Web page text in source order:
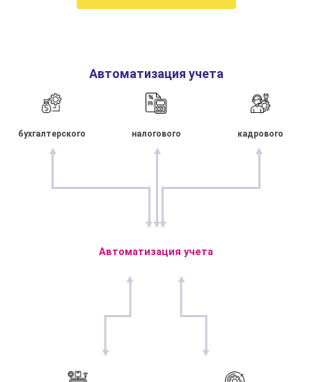
Автоматизация учета
бухгалтерского налогового кадрового
Автоматизация учета